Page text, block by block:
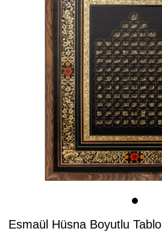
Esmaül Hüsna Boyutlu Tablo